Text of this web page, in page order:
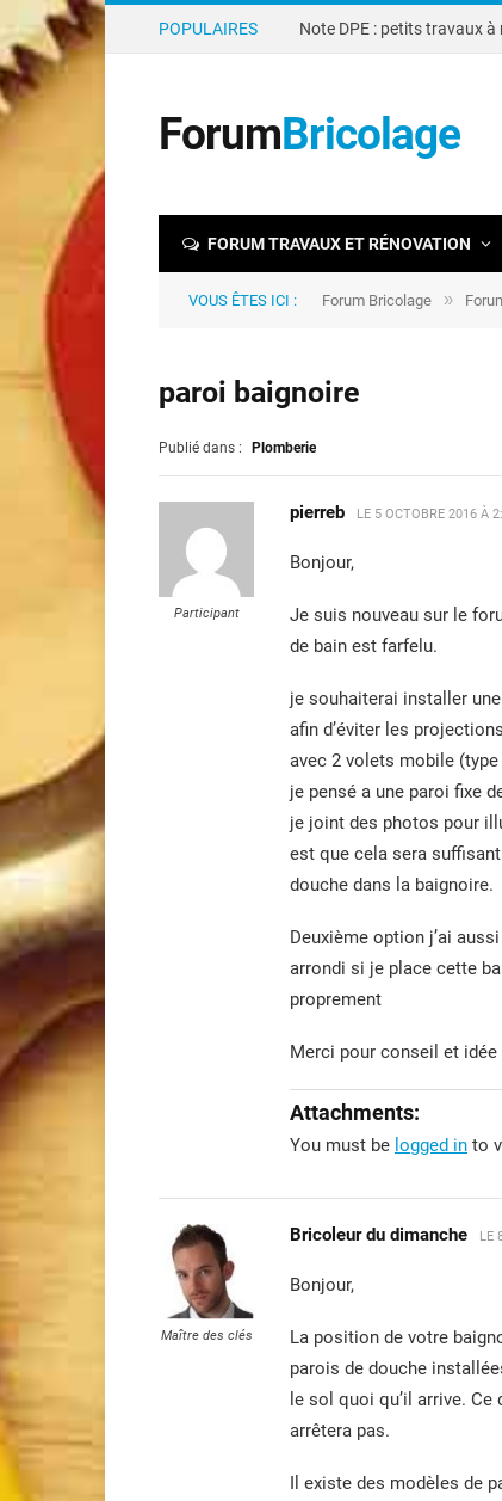
POPULAIRES
ForumBricolage
FORUM TRAVAUX ET RÉNOVATION
VOUS ÊTES ICI : Forum Bricolage »
paroi baignoire
Publié dans : Plomberie
Participant
pierreb LE 5 OCTOBRE 2016 À
Bonjour,
Je suis nouveau sur le
de bain est farfelu.
je souhaiterai installer
afin d’éviter les
avec 2 volets mobile
je pensé a une paroi fixe
je joint des photos pour
est que cela sera
douche dans la baignoire.
Deuxième option j’ai
arrondi si je place cette
proprement
Merci pour conseil et idée
Attachments:
You must be logged in to
Maître des clés
Bricoleur du dimanche LE
Bonjour,
La position de votre
parois de douche
le sol quoi qu’il arrive.
arrêtera pas.
Il existe des modèles de